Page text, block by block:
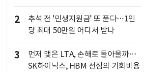
2
추석 전 '민생지원금' 또 푼다…1인
당 최대 50만원 어디서 받나
3
먼저 맺은 LTA, 손해로 돌아올까…
SK하이닉스, HBM 선점의 기회비용